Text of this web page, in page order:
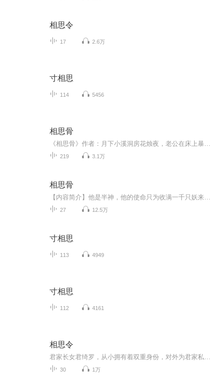
相思令
17 2.6万
寸相思
114 5456
相思骨
219 3.1万
相思骨
27 12.5万
寸相思
113 4949
寸相思
112 4161
相思令
30 1万